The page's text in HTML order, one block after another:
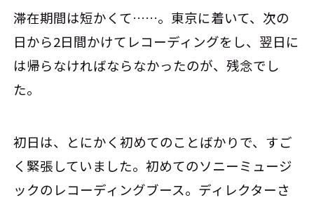
滞在期間は短かくて……。東京に着いて、次の
日から2日間かけてレコーディングをし、翌日に
は帰らなければならなかったのが、残念でし
た。
初日は、とにかく初めてのことばかりで、すご
く緊張していました。初めてのソニーミュージ
ックのレコーディングブース。ディレクターさ